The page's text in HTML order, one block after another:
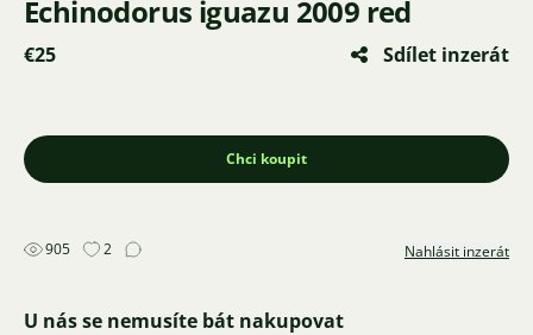
Echinodorus iguazu 2009 red
€25 Sdílet inzerát
Chci koupit
905 2 Nahlásit inzerát
U nás se nemusíte bát nakupovat